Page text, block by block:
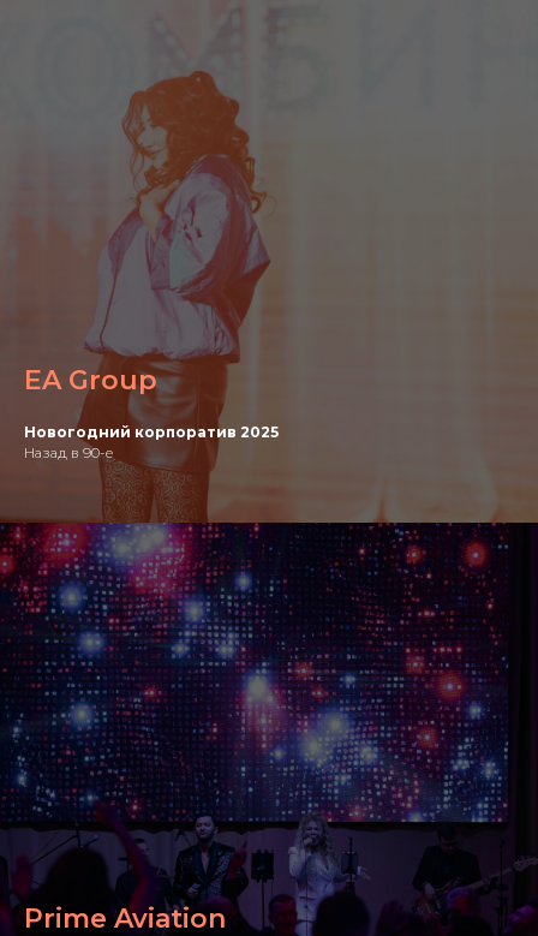
EA Group
Новогодний корпоратив 2025
Назад в 90-е
Prime Aviation